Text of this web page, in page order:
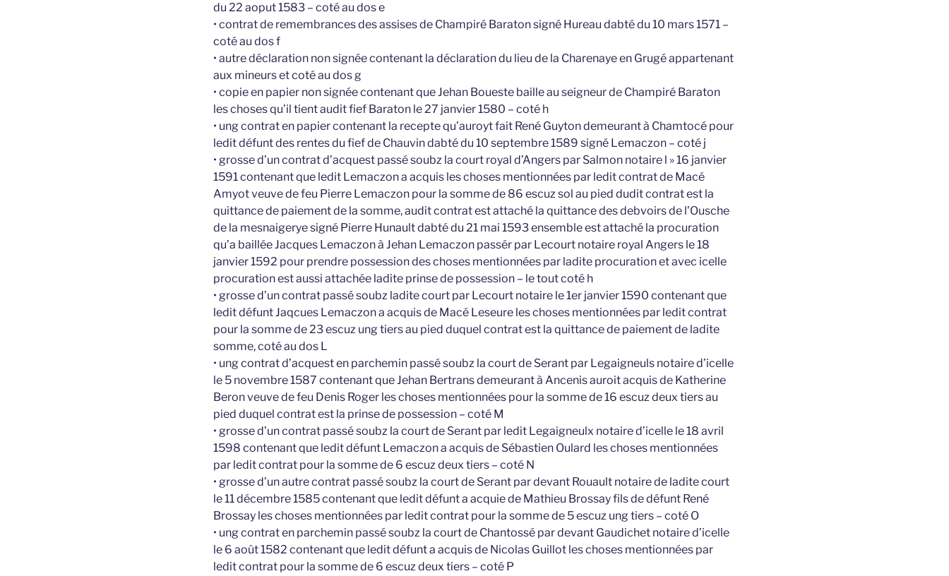
du 22 aoput 1583 – coté au dos e
• contrat de remembrances des assises de Champiré Baraton signé Hureau dabté du 10 mars 1571 –
coté au dos f
• autre déclaration non signée contenant la déclaration du lieu de la Charenaye en Grugé appartenant
aux mineurs et coté au dos g
• copie en papier non signée contenant que Jehan Boueste baille au seigneur de Champiré Baraton
les choses qu’il tient audit fief Baraton le 27 janvier 1580 – coté h
• ung contrat en papier contenant la recepte qu’auroyt fait René Guyton demeurant à Chamtocé pour
ledit défunt des rentes du fief de Chauvin dabté du 10 septembre 1589 signé Lemaczon – coté j
• grosse d’un contrat d’acquest passé soubz la court royal d’Angers par Salmon notaire l » 16 janvier
1591 contenant que ledit Lemaczon a acquis les choses mentionnées par ledit contrat de Macé
Amyot veuve de feu Pierre Lemaczon pour la somme de 86 escuz sol au pied dudit contrat est la
quittance de paiement de la somme, audit contrat est attaché la quittance des debvoirs de l’Ousche
de la mesnaigerye signé Pierre Hunault dabté du 21 mai 1593 ensemble est attaché la procuration
qu’a baillée Jacques Lemaczon à Jehan Lemaczon passér par Lecourt notaire royal Angers le 18
janvier 1592 pour prendre possession des choses mentionnées par ladite procuration et avec icelle
procuration est aussi attachée ladite prinse de possession – le tout coté h
• grosse d’un contrat passé soubz ladite court par Lecourt notaire le 1er janvier 1590 contenant que
ledit défunt Jaqcues Lemaczon a acquis de Macé Leseure les choses mentionnées par ledit contrat
pour la somme de 23 escuz ung tiers au pied duquel contrat est la quittance de paiement de ladite
somme, coté au dos L
• ung contrat d’acquest en parchemin passé soubz la court de Serant par Legaigneuls notaire d’icelle
le 5 novembre 1587 contenant que Jehan Bertrans demeurant à Ancenis auroit acquis de Katherine
Beron veuve de feu Denis Roger les choses mentionnées pour la somme de 16 escuz deux tiers au
pied duquel contrat est la prinse de possession – coté M
• grosse d’un contrat passé soubz la court de Serant par ledit Legaigneulx notaire d’icelle le 18 avril
1598 contenant que ledit défunt Lemaczon a acquis de Sébastien Oulard les choses mentionnées
par ledit contrat pour la somme de 6 escuz deux tiers – coté N
• grosse d’un autre contrat passé soubz la court de Serant par devant Rouault notaire de ladite court
le 11 décembre 1585 contenant que ledit défunt a acquie de Mathieu Brossay fils de défunt René
Brossay les choses mentionnées par ledit contrat pour la somme de 5 escuz ung tiers – coté O
• ung contrat en parchemin passé soubz la court de Chantossé par devant Gaudichet notaire d’icelle
le 6 août 1582 contenant que ledit défunt a acquis de Nicolas Guillot les choses mentionnées par
ledit contrat pour la somme de 6 escuz deux tiers – coté P